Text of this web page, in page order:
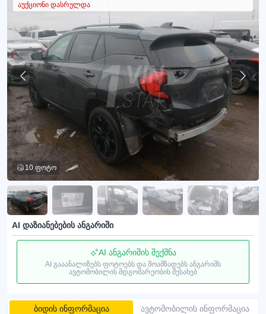
აუქციონი დასრულდა
10 ფოტო
AI დაზიანებების ანგარიში
AI ანგარიშის შექმნა
AI გააანალიზებს ფოტოებს და მოამზადებს ანგარიშს
ავტომობილის მდგომარეობის შესახებ
ბიდის ინფორმაცია ავტომობილის ინფორმაცია